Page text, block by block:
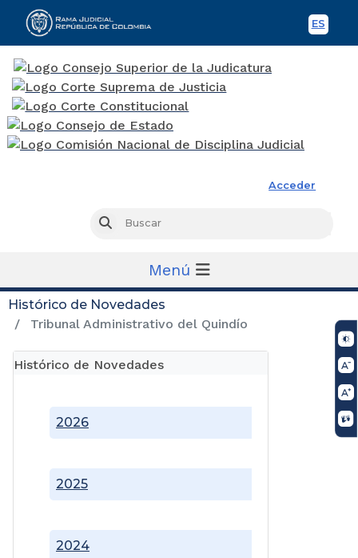
ES
Acceder
Buscar
Menú
Histórico de Novedades
Tribunal Administrativo del Quindío
Histórico de Novedades
2024
2025
2026